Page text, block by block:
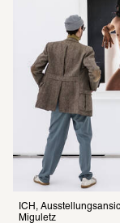
ICH,
Miguletz